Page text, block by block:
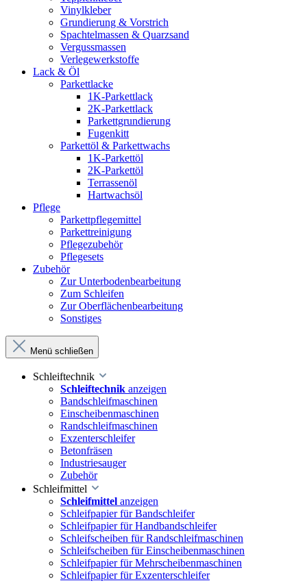
Vinylkleber
Grundierung & Vorstrich
Spachtelmassen & Quarzsand
Vergussmassen
Verlegewerkstoffe
Lack & Öl
Parkettlacke
1K-Parkettlack
2K-Parkettlack
Parkettgrundierung
Fugenkitt
Parkettöl & Parkettwachs
1K-Parkettöl
2K-Parkettöl
Terrassenöl
Hartwachsöl
Pflege
Parkettpflegemittel
Parkettreinigung
Pflegezubehör
Pflegesets
Zubehör
Zur Unterbodenbearbeitung
Zum Schleifen
Zur Oberflächenbearbeitung
Sonstiges
Menü schließen
Schleiftechnik
Schleiftechnik anzeigen
Bandschleifmaschinen
Einscheibenmaschinen
Randschleifmaschinen
Exzenterschleifer
Betonfräsen
Industriesauger
Zubehör
Schleifmittel
Schleifmittel anzeigen
Schleifpapier für Bandschleifer
Schleifpapier für Handbandschleifer
Schleifscheiben für Randschleifmaschinen
Schleifscheiben für Einscheibenmaschinen
Schleifpapier für Mehrscheibenmaschinen
Schleifpapier für Exzenterschleifer